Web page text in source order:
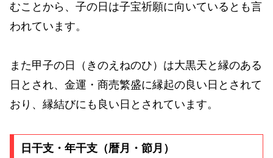
むことから、子の日は子宝祈願に向いているとも言
われています。
また甲子の日（きのえねのひ）は大黒天と縁のある
日とされ、金運・商売繁盛に縁起の良い日とされて
おり、縁結びにも良い日とされています。
日干支・年干支（暦月・節月）